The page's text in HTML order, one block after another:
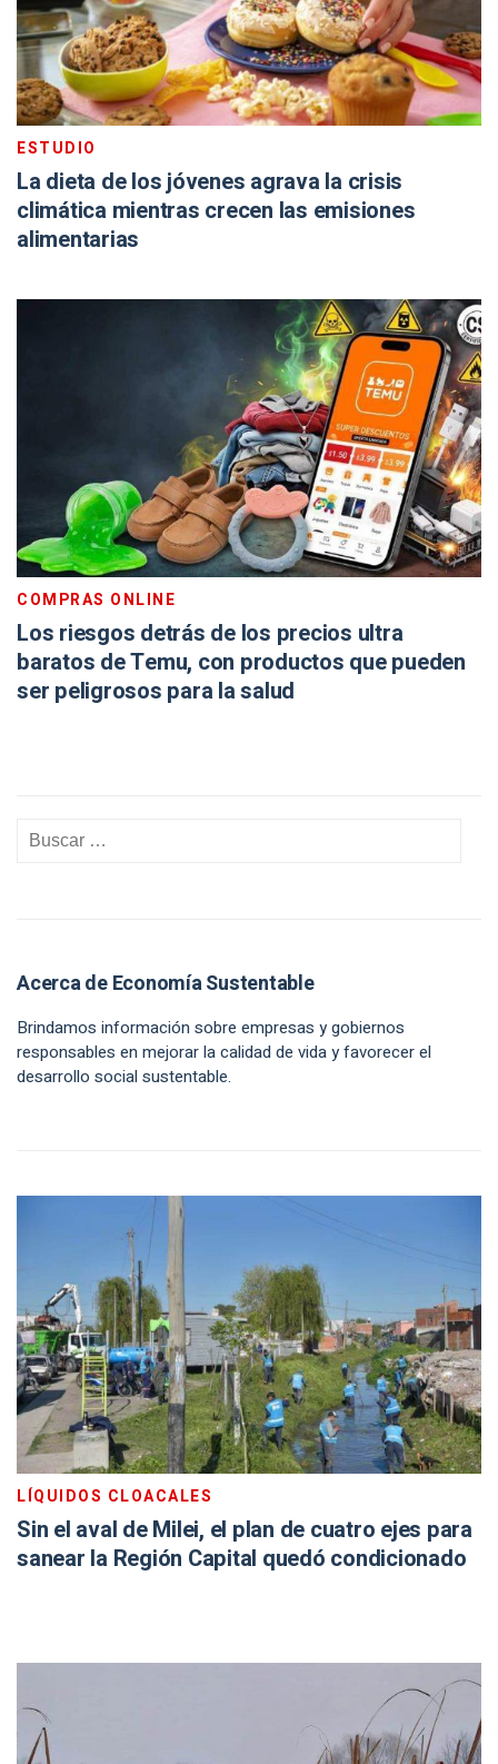
ESTUDIO
La dieta de los jóvenes agrava la crisis
climática mientras crecen las emisiones
alimentarias
COMPRAS ONLINE
Los riesgos detrás de los precios ultra
baratos de Temu, con productos que pueden
ser peligrosos para la salud
Acerca de Economía Sustentable
Brindamos información sobre empresas y gobiernos
responsables en mejorar la calidad de vida y favorecer el
desarrollo social sustentable.
LÍQUIDOS CLOACALES
Sin el aval de Milei, el plan de cuatro ejes para
sanear la Región Capital quedó condicionado